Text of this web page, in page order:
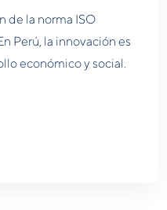
de la norma ISO
Perú, la innovación es
económico y social.